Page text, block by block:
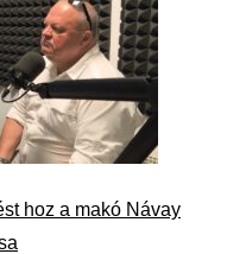
hoz a makó Návay